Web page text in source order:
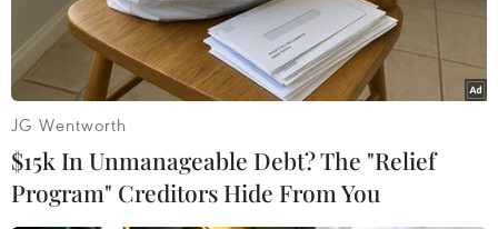
(TTXVN/Vietnam+)
JG Wentworth
$15k In Unmanageable Debt? The "Relief
Program" Creditors Hide From You